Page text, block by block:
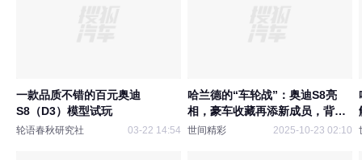
一款品质不错的百元奥迪
S8（D3）模型试玩
轮语春秋研究社 03-22 14:54
哈兰德的“车轮战”：奥迪S8亮
相，豪车收藏再添新成员，背后
有何深意？
世间精彩 2025-10-23 02:10